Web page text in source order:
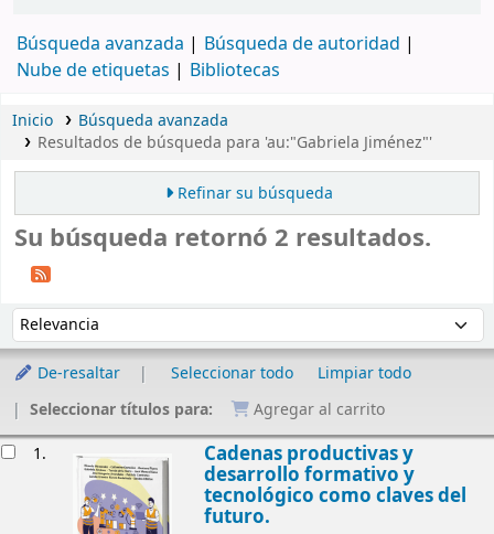
Búsqueda avanzada
Búsqueda de autoridad
Nube de etiquetas
Bibliotecas
Inicio
Búsqueda avanzada
Resultados de búsqueda para 'au:"Gabriela Jiménez"'
Refinar su búsqueda
Su búsqueda retornó 2 resultados.
Ordenar por:
De-resaltar Seleccionar todo
Limpiar todo
Seleccionar títulos para:
Agregar al carrito
1. Cadenas productivas y
desarrollo formativo y
tecnológico como claves del
futuro.